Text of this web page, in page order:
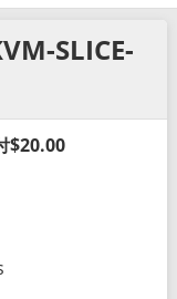
SLICE-
$20.00